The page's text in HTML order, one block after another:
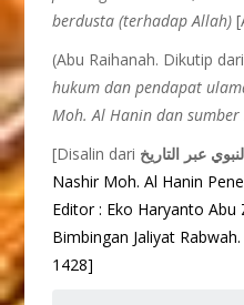
berdusta (terhadap Allah)
(Abu Raihanah. Dikutip dari
hukum dan pendapat
Moh. Al Hanin dan
[Disalin dari
Nashir Moh. Al Hanin
Editor : Eko Haryanto
Bimbingan Jaliyat
1428]